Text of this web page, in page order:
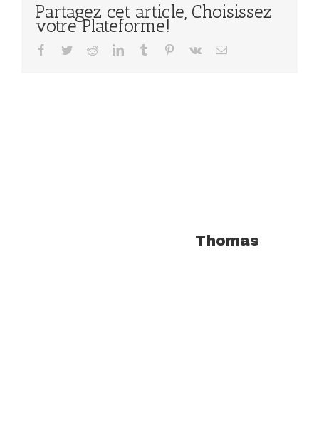
Partagez cet article, Choisissez
votre Plateforme!
Facebook
TwitterRedditLinkedInTumblr Pinterest
Vk Email
Thomas